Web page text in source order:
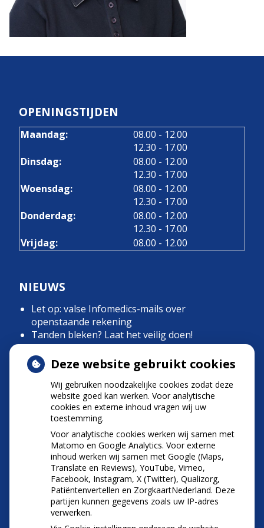
OPENINGSTIJDEN
Maandag: 08.00 tot
- 12.00
12.30 tot
- 17.00
Dinsdag:
08.00 tot
- 12.00
12.30 tot
- 17.00
Woensdag:
08.00 tot
- 12.00
12.30 tot
- 17.00
Donderdag:
08.00 tot
- 12.00
12.30 tot
- 17.00
Vrijdag:
08.00 - 12.00
NIEUWS
Let op: valse Infomedics-mails over
openstaande rekening
Tanden bleken? Laat het veilig doen!
Gezond tandvlees: de basis voor een gezonde
mond
Naar de tandarts in het buitenland? Wees op je
hoede!
(Mond)zorgkosten gemaakt in 2025? Check of
die aftrekbaar zijn
Deze website gebruikt cookies
Wij gebruiken noodzakelijke cookies zodat deze
website goed kan werken. Voor analytische
cookies en externe inhoud vragen wij uw
toestemming.
Voor analytische cookies werken wij samen met
Matomo en Google Analytics. Voor externe
inhoud werken wij samen met Google (Maps,
Translate en Reviews), YouTube, Vimeo,
Facebook, Instagram, X (Twitter), Qualizorg,
Patiëntenvertellen en ZorgkaartNederland. Deze
partijen kunnen gegevens zoals uw IP-adres
verwerken.